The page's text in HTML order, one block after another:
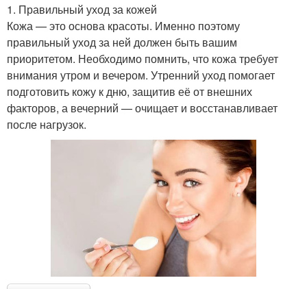
1. Правильный уход за кожей
Кожа — это основа красоты. Именно поэтому
правильный уход за ней должен быть вашим
приоритетом. Необходимо помнить, что кожа требует
внимания утром и вечером. Утренний уход помогает
подготовить кожу к дню, защитив её от внешних
факторов, а вечерний — очищает и восстанавливает
после нагрузок.